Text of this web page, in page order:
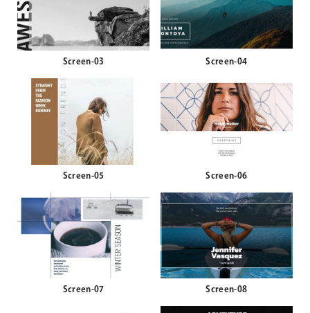
Screen-03 Screen-04
Screen-05 Screen-06
Screen-07 Screen-08